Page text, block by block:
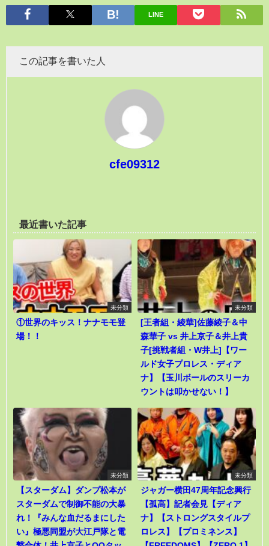
LINE
この記事を書いた人
cfe09312
最近書いた記事
未分類
①世界のキッス！ナナモモ登
場！！
未分類
[王者組・綾華]佐藤綾子＆中
森華子 vs 井上京子＆井上貴
子[挑戦者組・W井上]【ワー
ルド女子プロレス・ディア
ナ】【玉川ボールのスリーカ
ウントは叩かせない！】
未分類
【スターダム】ダンプ松本が
スターダムで制御不能の大暴
れ！『みんな血だるまにした
い』極悪同盟が大江戸隊と電
未分類
ジャガー横田47周年記念興行
【孤高】記者会見【ディア
ナ】【ストロングスタイルプ
ロレス】【プロミネンス】